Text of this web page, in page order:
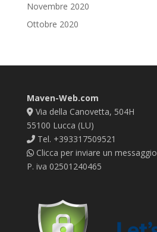
Novembre 2020
Ottobre 2020
Maven-Web.com
Via della Canovetta, 504H
55100 Lucca (LU)
Tel. +393317509521
Clicca per inviare un messaggio
P. iva 02501240465